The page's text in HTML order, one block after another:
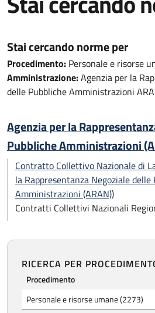
Stai cercando norme per
Procedimento: Personale e risorse
Amministrazione:Agenzia per la
delle Pubbliche Amministrazioni
Agenzia per la
Pubbliche Amministrazioni
Contratto Collettivo Nazionale di
la Rappresentanza Negoziale delle
Amministrazioni (ARAN))
Contratti Collettivi Nazionali
RICERCA PER
Procedimento